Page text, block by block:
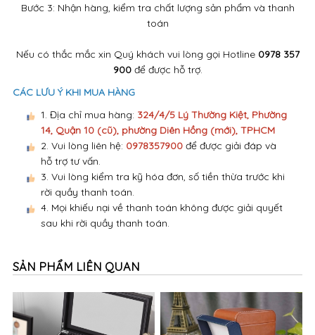
Bước 3: Nhận hàng, kiểm tra chất lượng sản phẩm và thanh
toán
Nếu có thắc mắc xin Quý khách vui lòng gọi Hotline 0978 357
900để được hỗ trợ.
CÁC LƯU Ý KHI MUA HÀNG
1. Địa chỉ mua hàng: 324/4/5 Lý Thường Kiệt, Phường
14, Quận 10 (cũ), phường Diên Hồng (mới), TPHCM
2. Vui lòng liên hệ: 0978357900để được giải đáp và
hỗ trợ tư vấn.
3. Vui lòng kiểm tra kỹ hóa đơn, số tiền thừa trước khi
rời quầy thanh toán.
4. Mọi khiếu nại về thanh toán không được giải quyết
sau khi rời quầy thanh toán.
SẢN PHẨM LIÊN QUAN